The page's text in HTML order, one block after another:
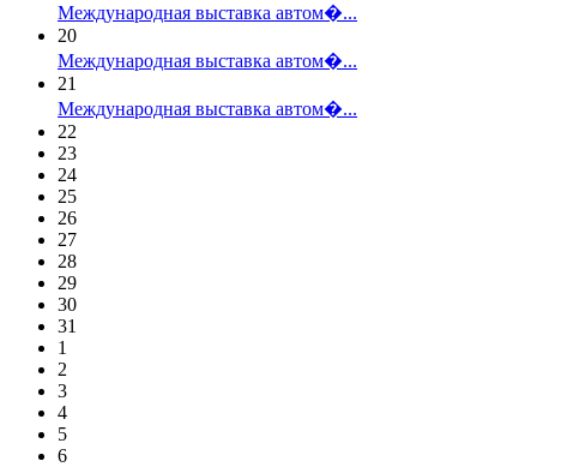
Международная выставка автом�...
20
Международная выставка автом�...
21
Международная выставка автом�...
22
23
24
25
26
27
28
29
30
31
1
2
3
4
5
6